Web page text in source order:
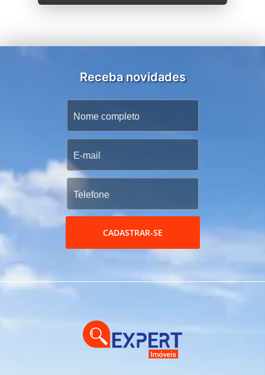
Receba novidades
CADASTRAR-SE